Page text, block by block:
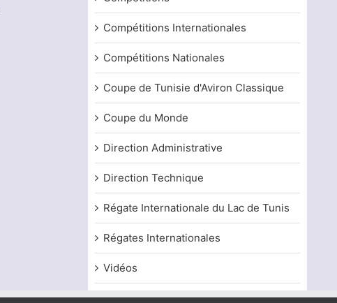
13 juillet, 2026Compétitions Internationales
Compétitions Nationales
Coupe de Tunisie d'Aviron Classique
Coupe du Monde
Direction Administrative
Direction Technique
Régate Internationale du Lac de Tunis
Régates Internationales
Vidéos